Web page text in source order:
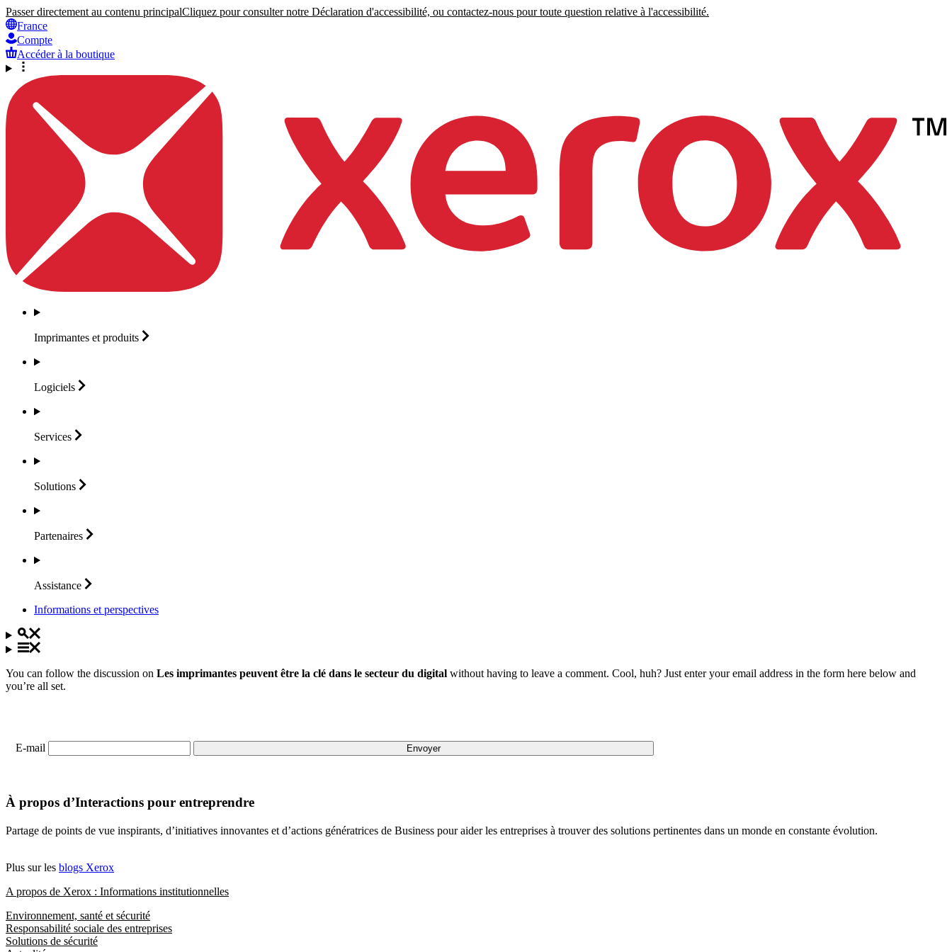
Passer directement au contenu principalCliquez pour consulter notre Déclaration d'accessibilité, ou contactez-nous pour toute question relative à l'accessibilité.
France
Compte
Accéder à la boutique
Imprimantes et produits
Logiciels
Services
Solutions
Partenaires
Assistance
Informations et perspectives
You can follow the discussion on Les imprimantes peuvent être la clé dans le secteur du digital without having to leave a comment. Cool, huh? Just enter your email address in the form here below and
you’re all set.
E-mail
À propos d’Interactions pour entreprendre
Partage de points de vue inspirants, d’initiatives innovantes et d’actions génératrices de Business pour aider les entreprises à trouver des solutions pertinentes dans un monde en constante évolution.
Plus sur les blogs Xerox
A propos de Xerox : Informations institutionnelles
Environnement, santé et sécurité
Responsabilité sociale des entreprises
Solutions de sécurité